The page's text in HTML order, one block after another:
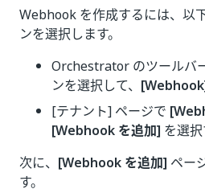
Webhook を作成するには、以
ンを選択します。
Orchestrator のツールバ
ンを選択して、
[テナント] ページで
[Webhook を追加] を選択
次に、 [Webhook を追加] ペー
す。